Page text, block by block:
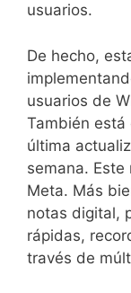
usuarios.
De hecho,
usuarios de
También está
última
semana.
Meta. Más
notas digital,
rápidas,
través de